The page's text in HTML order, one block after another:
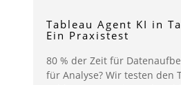
Tableau Agent KI in
Ein Praxistest
80 % der Zeit für
für Analyse? Wir testen den